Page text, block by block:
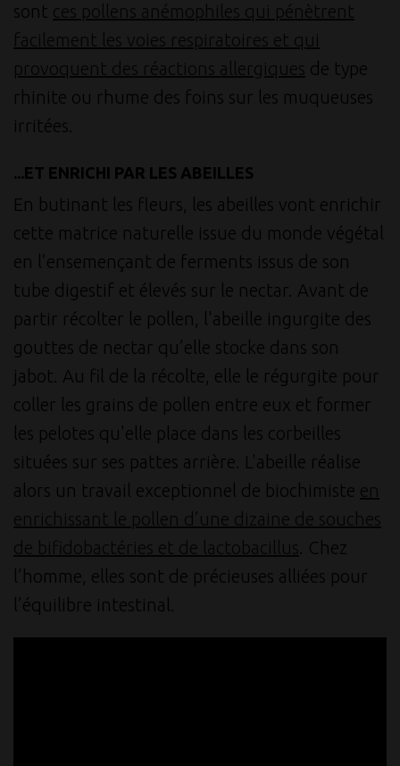
sont
de type
rhinite ou rhume des foins sur les muqueuses
irritées.
...ET ENRICHI PAR LES ABEILLES
En butinant les fleurs, les abeilles vont enrichir
cette matrice naturelle issue du monde végétal
en l’ensemençant de ferments issus de son
tube digestif et élevés sur le nectar. Avant de
partir récolter le pollen, l'abeille ingurgite des
gouttes de nectar qu’elle stocke dans son
jabot. Au fil de la récolte, elle le régurgite pour
coller les grains de pollen entre eux et former
les pelotes qu'elle place dans les corbeilles
situées sur ses pattes arrière. L'abeille réalise
alors un travail exceptionnel de biochimiste
. Chez
l’homme, elles sont de précieuses alliées pour
l’équilibre intestinal.